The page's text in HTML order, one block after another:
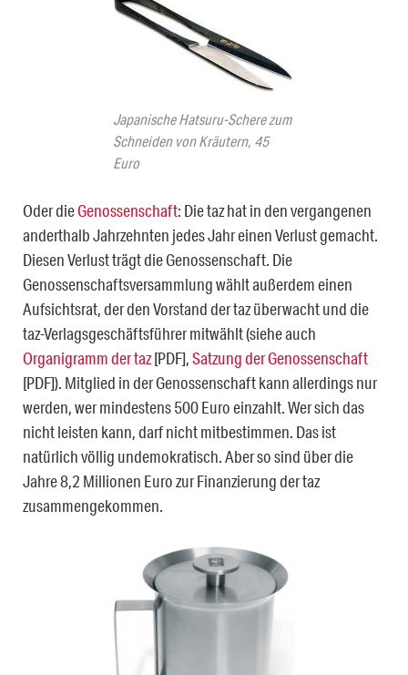
Japanische Hatsuru-Schere zum
Schneiden von Kräutern, 45
Euro
Oder dieGenossenschaft: Die taz hat in den vergangenen
anderthalb Jahrzehnten jedes Jahr einen Verlust gemacht.
Diesen Verlust trägt die Genossenschaft. Die
Genossenschaftsversammlung wählt außerdem einen
Aufsichtsrat, der den Vorstand der taz überwacht und die
taz-Verlagsgeschäftsführer mitwählt (siehe auch
Organigramm der taz[PDF],Satzung der Genossenschaft
[PDF]). Mitglied in der Genossenschaft kann allerdings nur
werden, wer mindestens 500 Euro einzahlt. Wer sich das
nicht leisten kann, darf nicht mitbestimmen. Das ist
natürlich völlig undemokratisch. Aber so sind über die
Jahre 8,2 Millionen Euro zur Finanzierung der taz
zusammengekommen.